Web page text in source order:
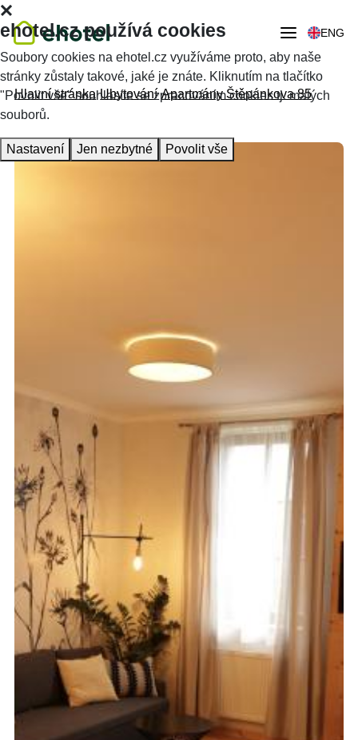
ENG
Hlavní stránka Ubytování Apartmány Štěpánkova 85
ehotel.cz používá cookies
Soubory cookies na ehotel.cz využíváme proto, aby naše
stránky zůstaly takové, jaké je znáte. Kliknutím na tlačítko
"Povolit vše" souhlasíte se zpracováním cookies tj. malých
souborů.
Nastavení Jen nezbytné Povolit vše